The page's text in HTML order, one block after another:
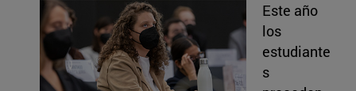
Este año
los
estudiante
s